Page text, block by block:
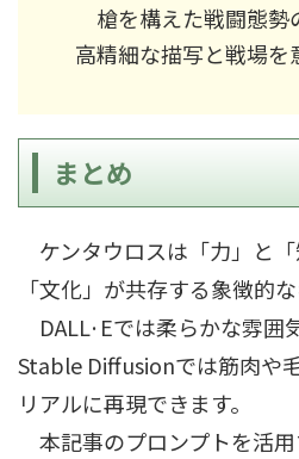
槍を構えた戦闘態勢
高精細な描写と戦場を
まとめ
ケンタウロスは「力」と
「文化」が共存する象徴的
DALL·Eでは柔らかな雰囲
Stable Diffusionでは筋肉や
リアルに再現できます。
本記事のプロンプトを活